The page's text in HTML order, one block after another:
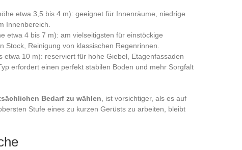
etwa 3,5 bis 4 m): geeignet für Innenräume, niedrige
Innenbereich.
etwa 4 bis 7 m): am vielseitigsten für einstöckige
Stock, Reinigung von klassischen Regenrinnen.
etwa 10 m): reserviert für hohe Giebel, Etagenfassaden
erfordert einen perfekt stabilen Boden und mehr Sorgfalt
Bedarf zu wählen , ist vorsichtiger, als es auf
Stufe eines zu kurzen Gerüsts zu arbeiten, bleibt